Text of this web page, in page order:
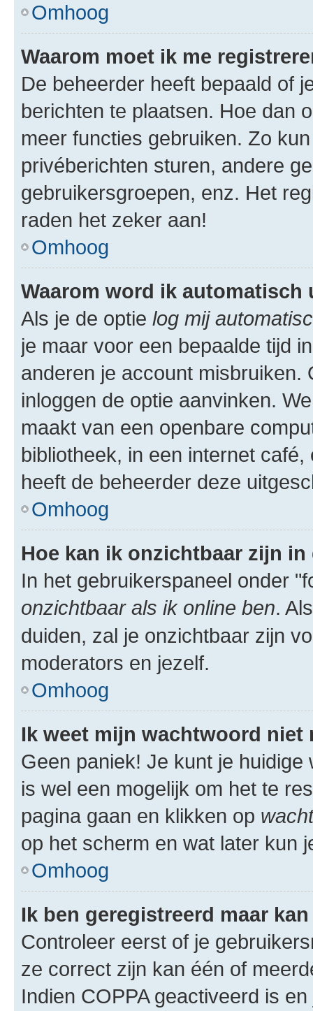
Omhoog
Waarom moet ik me
De beheerder heeft bepaald of
berichten te plaatsen. Hoe dan
meer functies gebruiken. Zo
privéberichten sturen, andere
gebruikersgroepen, enz. Het
raden het zeker aan!
Omhoog
Waarom word ik automatisch
Als je de optie log mij
je maar voor een bepaalde tijd
anderen je account misbruiken.
inloggen de optie aanvinken.
maakt van een openbare
bibliotheek, in een internet
heeft de beheerder deze
Omhoog
Hoe kan ik onzichtbaar zijn
In het gebruikerspaneel onder
onzichtbaar als ik online ben.
duiden, zal je onzichtbaar zijn
moderators en jezelf.
Omhoog
Ik weet mijn wachtwoord niet
Geen paniek! Je kunt je
is wel een mogelijk om het te
pagina gaan en klikken op
op het scherm en wat later kun
Omhoog
Ik ben geregistreerd maar
Controleer eerst of je
ze correct zijn kan één of
Indien COPPA geactiveerd is